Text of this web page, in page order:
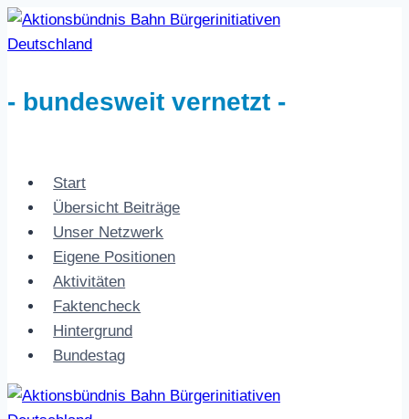
Zum
Inhalt
- bundesweit vernetzt -
Start
Übersicht Beiträge
Unser Netzwerk
Eigene Positionen
Aktivitäten
Faktencheck
Hintergrund
Bundestag